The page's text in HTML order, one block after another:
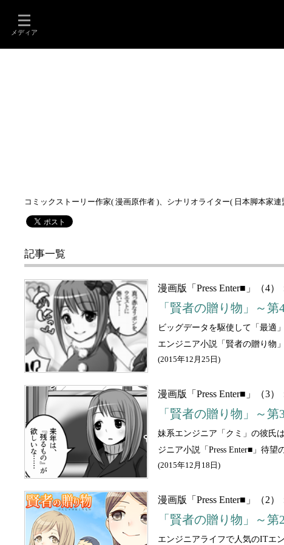
メディア
コミックストーリー作家( 漫画原作者 )、シナリオライター( 日本脚本家連
記事一覧
漫画版「Press Enter■」（4）
「賢者の贈り物」～
ビッグデータを駆使して「最適
エンジニア小説「賢者の贈り物
(2015年12月25日 )
漫画版「Press Enter■」（3）
「賢者の贈り物」～
妹系エンジニア「クミ」の彼
ジニア小説「Press Enter■」待望
(2015年12月18日 )
漫画版「Press Enter■」（2）
「賢者の贈り物」～
エンジニアライフで人気のITエ